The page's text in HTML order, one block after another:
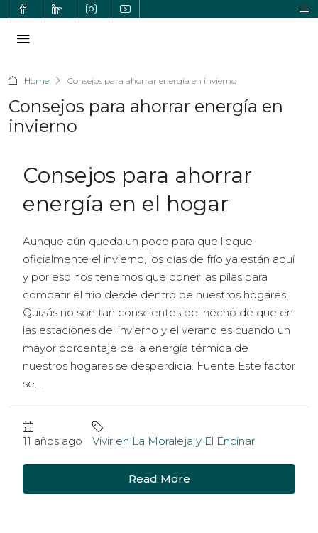
Home Consejos para ahorrar energía en invierno
Consejos para ahorrar energía en
invierno
Consejos para ahorrar
energía en el hogar
Aunque aún queda un poco para que llegue
oficialmente el invierno, los días de frío ya están aquí
y por eso nos tenemos que poner las pilas para
combatir el frío desde dentro de nuestros hogares.
Quizás no son tan conscientes del hecho de que en
las estaciones del invierno y el verano es cuando un
mayor porcentaje de la energía térmica de
nuestros hogares se desperdicia. Fuente Este factor
se...
11 años ago Vivir en La Moraleja y El Encinar
Read More